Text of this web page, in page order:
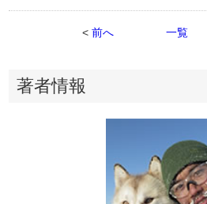
< 前へ 一覧
著者情報